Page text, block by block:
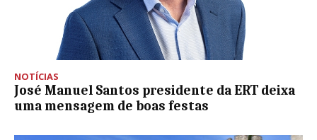
NOTÍCIAS
José Manuel Santos presidente da ERT deixa
uma mensagem de boas festas